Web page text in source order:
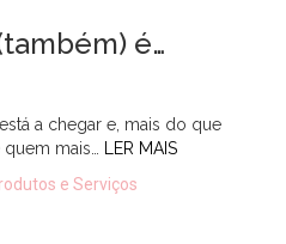
é…
a chegar e, mais do que
mais…
LER MAIS
e Serviços